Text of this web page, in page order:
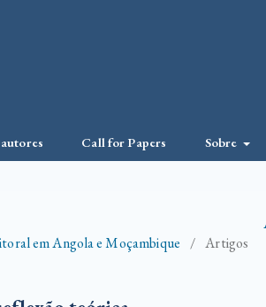
Call for Papers Sobre
em Angola e Moçambique
/ Artigos